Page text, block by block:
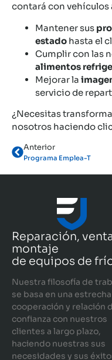
contará con vehículos
Mantener sus
estado hasta el
Cumplir con las
alimentos
Mejorar la
servicio de
¿Necesitas
nosotros haciendo
Anterior
Programa Emplea-T
Reparación,
montaje
de equipos de
Nuestra filosofía de
se basa en una estrecha
cooperación y relación
confianza con nuestros
clientes a largo plazo,
haciendo nuestras sus
necesidades y sus